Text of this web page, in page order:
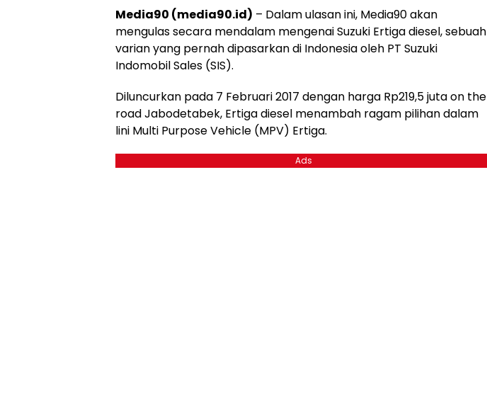
Media90 (media90.id) – Dalam ulasan ini, Media90 akan
mengulas secara mendalam mengenai Suzuki Ertiga diesel, sebuah
varian yang pernah dipasarkan di Indonesia oleh PT Suzuki
Indomobil Sales (SIS).
Diluncurkan pada 7 Februari 2017 dengan harga Rp219,5 juta on the
road Jabodetabek, Ertiga diesel menambah ragam pilihan dalam
lini Multi Purpose Vehicle (MPV) Ertiga.
Ads